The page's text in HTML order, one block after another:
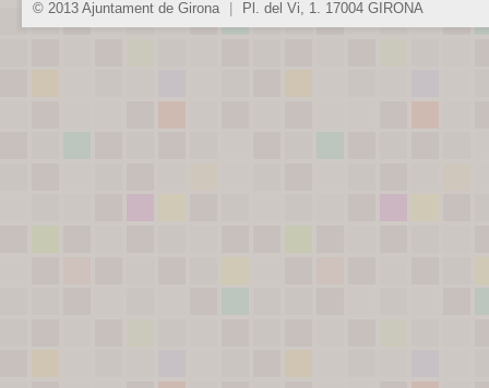
© 2013 Ajuntament de Girona Pl. del Vi, 1. 17004 GIRONA